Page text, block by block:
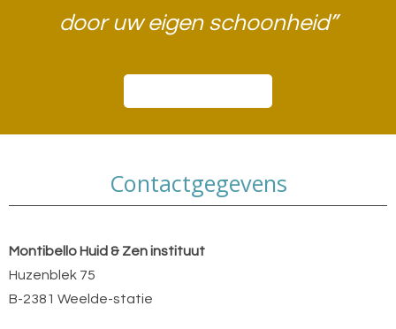
door uw eigen schoonheid”​
Contactgegevens
Montibello Huid & Zen instituut
Huzenblek 75
B-2381 Weelde-statie